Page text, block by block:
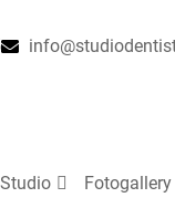
Studio Fotogallery